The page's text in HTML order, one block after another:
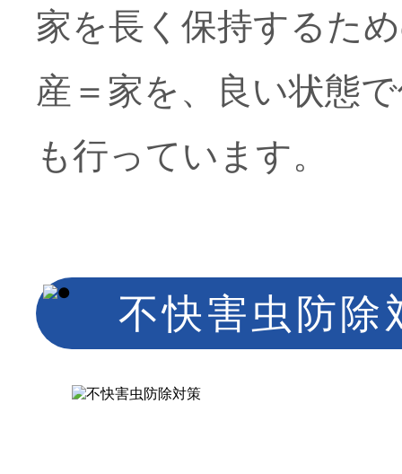
家を長く保持するた
産＝家を、良い状態
も行っています。
不快害虫防除